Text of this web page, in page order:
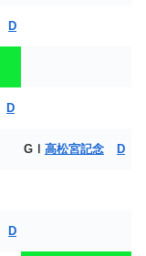
D
D
GⅠ 高松宮記念 D
D